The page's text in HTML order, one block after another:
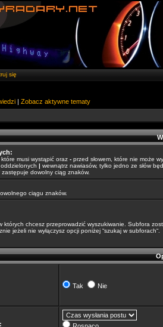
się
| Zobacz aktywne tematy
które musi wystąpić oraz - przed słowem, które nie może
oddzielonych | wewnątrz nawiasów, tylko jedno ze słów
zastępuje dowolny ciąg znaków.
ciągu znaków.
których chcesz przeprowadzić wyszukiwanie. Subfora
jeżeli nie wyłączysz opcji poniżej “szukaj w subforach“.
Tak Nie